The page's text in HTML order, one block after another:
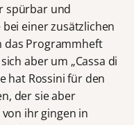
spürbar und
einer zusätzlichen
das Programmheft
aber um „Cassa di
hat Rossini für den
der sie aber
ihr gingen in